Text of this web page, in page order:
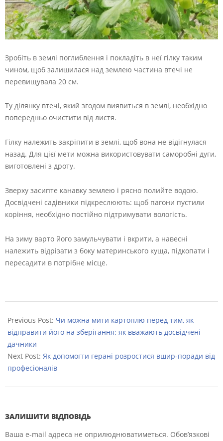
Зробіть в землі поглиблення і покладіть в неї гілку таким
чином, щоб залишилася над землею частина втечі не
перевищувала 20 см.
Ту ділянку втечі, який згодом виявиться в землі, необхідно
попередньо очистити від листя.
Гілку належить закріпити в землі, щоб вона не відігнулася
назад. Для цієї мети можна використовувати саморобні дуги,
виготовлені з дроту.
Зверху засипте канавку землею і рясно полийте водою.
Досвідчені садівники підкреслюють: щоб пагони пустили
коріння, необхідно постійно підтримувати вологість.
На зиму варто його замульчувати і вкрити, а навесні
належить відрізати з боку материнського куща, підкопати і
пересадити в потрібне місце.
09-
04
Previous Post: Чи можна мити картоплю перед тим, як
відправити його на зберігання: як вважають досвідчені
дачники
Next Post: Як допомогти герані розростися вшир-поради від
професіоналів
ЗАЛИШИТИ ВІДПОВІДЬ
Ваша e-mail адреса не оприлюднюватиметься. Обов’язкові